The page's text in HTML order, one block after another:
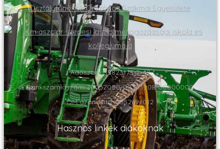
Osztályfőnökök Országos Szakmai Egyesülete
Adószám: 15823175-2-42
Bankszámlaszám: 10032000-00333908-00000000
OM azonositó: 035269/012
Hasznos linkek diákoknak